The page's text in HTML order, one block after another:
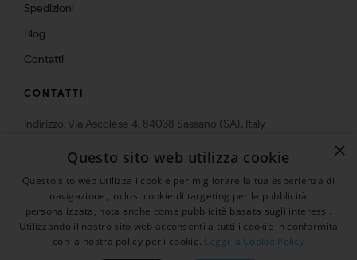
Spedizioni
Blog
Contatti
CONTATTI
Indirizzo: Via Ascolese 4, 84038 Sassano (SA), Italy
Email: info@multistrato.com
© 2026 | Tutti i diritti sono riservati
Presenta un "Amico" ed ottieni
×
Questo sito web utilizza cookie
Questo sito web utilizza i cookie per migliorare la tua esperienza di
navigazione, inclusi cookie di targeting per la pubblicità
personalizzata, nota anche come pubblicità basata sugli interessi.
Utilizzando il nostro sito web acconsenti a tutti i cookie in conformità
con la nostra policy per i cookie. Leggi la Cookie Policy